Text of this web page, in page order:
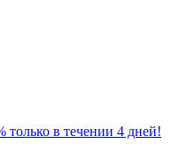
только в течении 4 дней!